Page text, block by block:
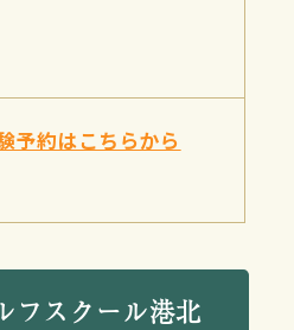
予約はこちらから
フスクール港北